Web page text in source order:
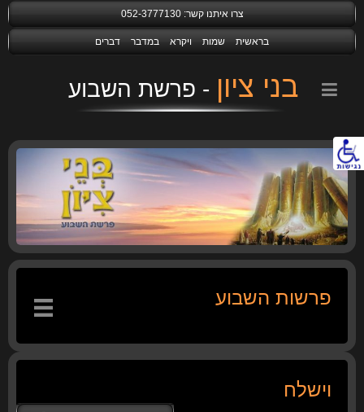
נגישות
צרו איתנו קשר:052-3777130
בראשית שמות ויקרא במדבר דברים
בני ציון
פרשות השבוע
וישלח